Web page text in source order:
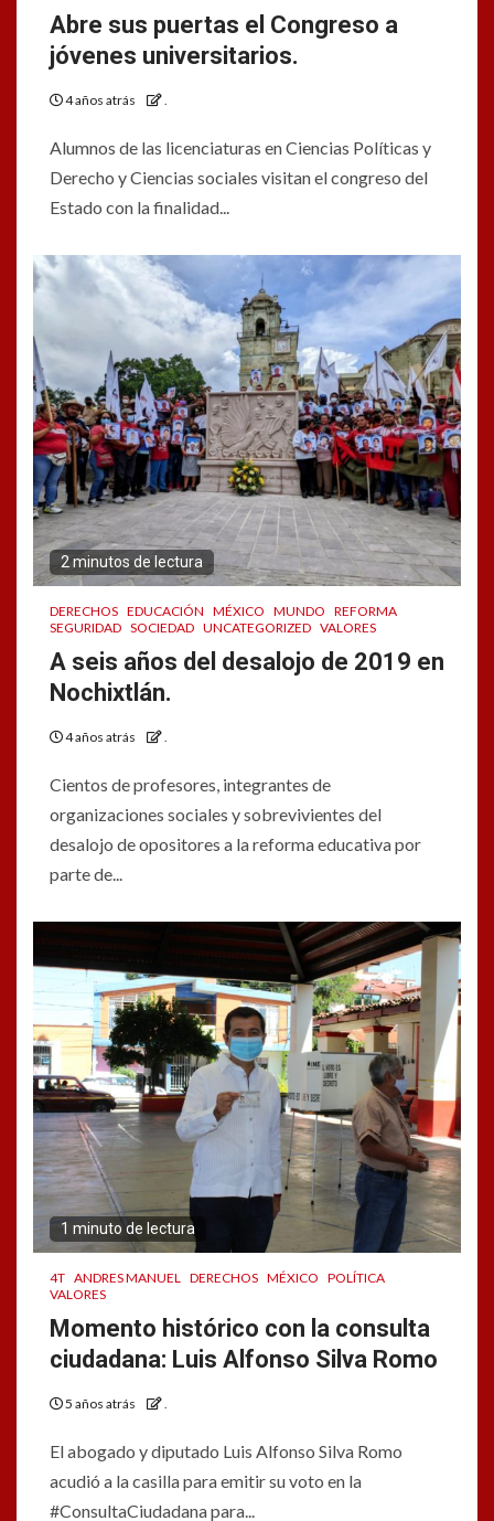
Abre sus puertas el Congreso a
jóvenes universitarios.
4 años atrás .
Alumnos de las licenciaturas en Ciencias Políticas y
Derecho y Ciencias sociales visitan el congreso del
Estado con la finalidad...
2 minutos de lectura
DERECHOS EDUCACIÓN MÉXICO MUNDO REFORMA
SEGURIDAD SOCIEDAD UNCATEGORIZED VALORES
A seis años del desalojo de 2019 en
Nochixtlán.
4 años atrás .
Cientos de profesores, integrantes de
organizaciones sociales y sobrevivientes del
desalojo de opositores a la reforma educativa por
parte de...
1 minuto de lectura
4T ANDRES MANUEL DERECHOS MÉXICO POLÍTICA
VALORES
Momento histórico con la consulta
ciudadana: Luis Alfonso Silva Romo
5 años atrás .
El abogado y diputado Luis Alfonso Silva Romo
acudió a la casilla para emitir su voto en la
#ConsultaCiudadana para...